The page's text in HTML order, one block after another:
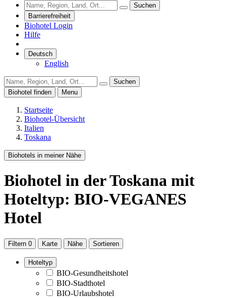
Suchen
Barrierefreiheit
Biohotel Login
Hilfe
Deutsch
English
Suchen
Biohotel finden
Menu
Startseite
Biohotel-Übersicht
Italien
Toskana
Biohotels in meiner Nähe
Biohotel in der Toskana mit
Hoteltyp: BIO-VEGANES
Hotel
Filtern 0 Karte Nähe Sortieren
Hoteltyp
BIO-Gesundheitshotel
BIO-Stadthotel
BIO-Urlaubshotel